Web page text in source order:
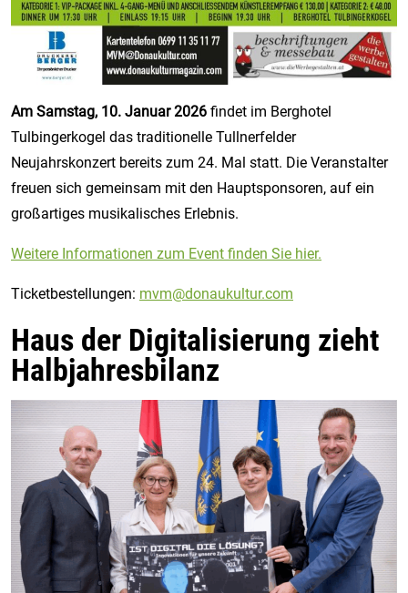
Am Samstag, 10. Januar 2026 findet im Berghotel
Tulbingerkogel das traditionelle Tullnerfelder
Neujahrskonzert bereits zum 24. Mal statt. Die Veranstalter
freuen sich gemeinsam mit den Hauptsponsoren, auf ein
großartiges musikalisches Erlebnis.
Weitere Informationen zum Event finden Sie hier.
Ticketbestellungen: mvm@donaukultur.com
Haus der Digitalisierung zieht
Halbjahresbilanz